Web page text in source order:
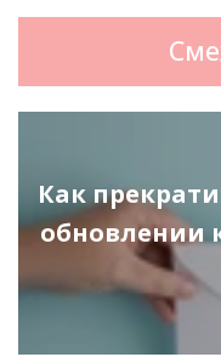
Как
обновлении